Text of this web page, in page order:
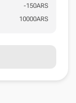
-150ARS
10000ARS